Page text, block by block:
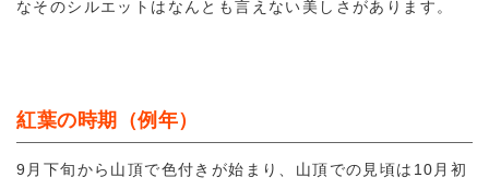
なそのシルエットはなんとも言えない美しさがあります。
紅葉の時期（例年）
9月下旬から山頂で色付きが始まり、山頂での見頃は10月初